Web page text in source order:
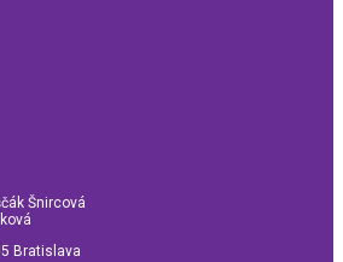
Šnircová
Bratislava